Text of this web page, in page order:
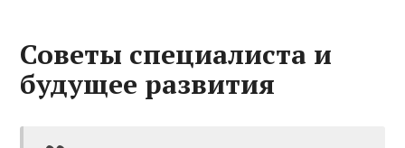
Советы специалиста и
будущее развития